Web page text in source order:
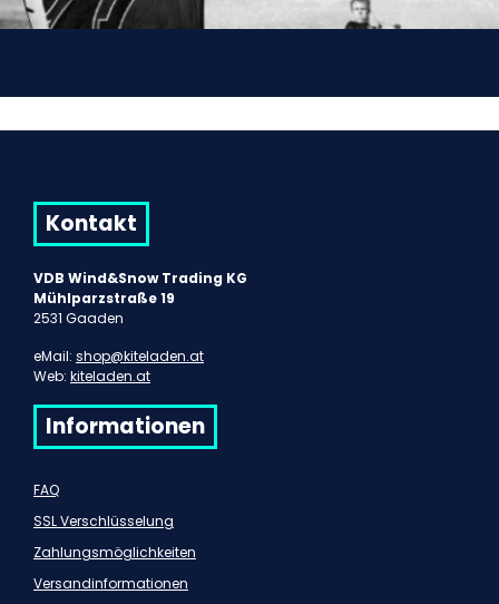
Kontakt
VDB Wind&Snow Trading KG
Mühlparzstraße 19
2531 Gaaden
eMail: shop@kiteladen.at
Web: kiteladen.at
Informationen
FAQ
SSL Verschlüsselung
Zahlungsmöglichkeiten
Versandinformationen